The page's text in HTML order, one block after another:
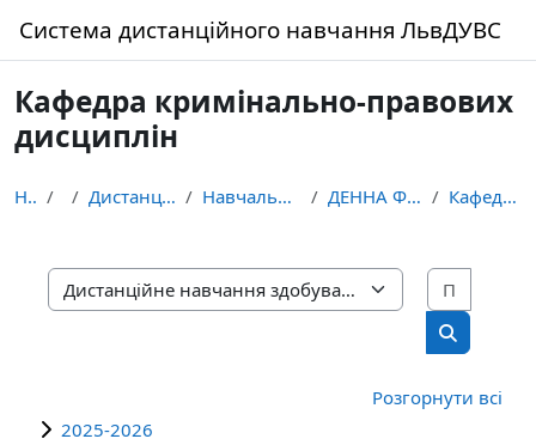
Система дистанційного навчання ЛьвДУВС
Кафедра кримінально-правових
дисциплін
На головну Курси Дистанційне навчання здобувачів освіти ЛьвДУВС Навчально-науковий інститут права та правоохоронно... ДЕННА ФОРМА НАВЧАННЯ Правоохоронна діяльність Кафедра кримінально-правових дисциплін
Категорії курсів
Пошук
Розгорнути всі
2025-2026